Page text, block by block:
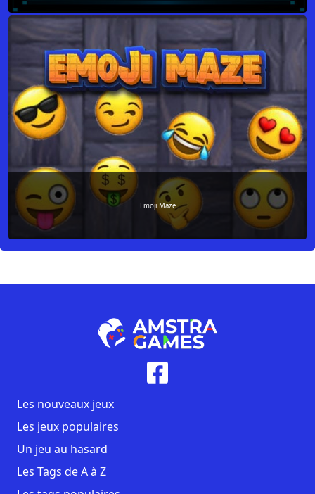
Emoji Maze
Les nouveaux jeux
Les jeux populaires
Un jeu au hasard
Les Tags de A à Z